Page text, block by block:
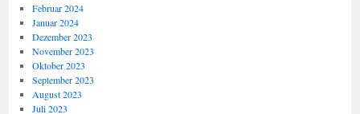
Februar 2024
Januar 2024
Dezember 2023
November 2023
Oktober 2023
September 2023
August 2023
Juli 2023